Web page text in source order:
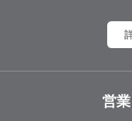
営